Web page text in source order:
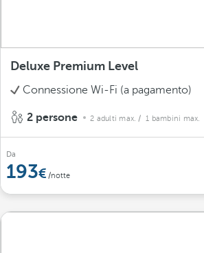
Deluxe Premium Level
Connessione Wi-Fi (a pagamento)
2 persone 2 adulti max. / 1 bambini max.
Da
193 /notte